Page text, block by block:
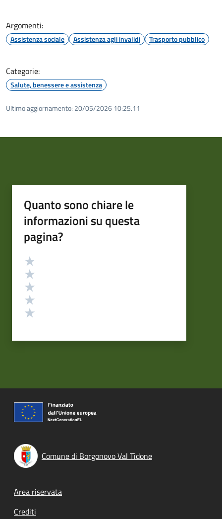
Argomenti:
Assistenza sociale Assistenza agli invalidi Trasporto pubblico
Categorie:
Salute, benessere e assistenza
Ultimo aggiornamento: 20/05/2026 10:25.11
Quanto sono chiare le
informazioni su questa
pagina?
Valutazione
Comune di Borgonovo Val Tidone
Footer menu
Area riservata
Crediti